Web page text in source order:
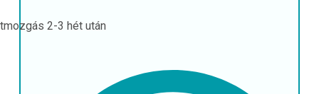
2-3 hét után